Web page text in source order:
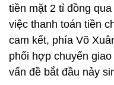
tiền mặt 2 tỉ đồng
việc thanh toán tiền
cam kết, phía Võ
phối hợp chuyển
vấn đề bắt đầu nảy